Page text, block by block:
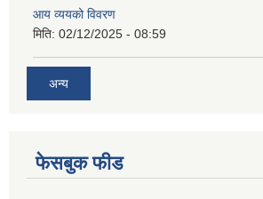
आय व्ययको विवरण
मिति: 02/12/2025 - 08:59
अन्य
फेसबुक फीड